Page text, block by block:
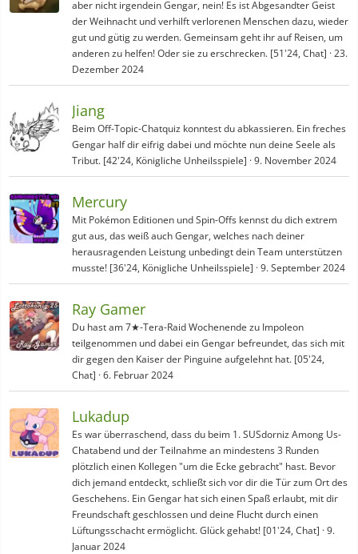
aber nicht irgendein Gengar, nein! Es ist Abgesandter Geist
der Weihnacht und verhilft verlorenen Menschen dazu, wieder
gut und gütig zu werden. Gemeinsam geht ihr auf Reisen, um
anderen zu helfen! Oder sie zu erschrecken. [51'24, Chat] 23.
Dezember 2024
Jiang
Beim Off-Topic-Chatquiz konntest du abkassieren. Ein freches
Gengar half dir eifrig dabei und möchte nun deine Seele als
Tribut. [42'24, Königliche Unheilsspiele] 9. November 2024
Mercury
Mit Pokémon Editionen und Spin-Offs kennst du dich extrem
gut aus, das weiß auch Gengar, welches nach deiner
herausragenden Leistung unbedingt dein Team unterstützen
musste! [36'24, Königliche Unheilsspiele] 9. September 2024
Ray Gamer
Du hast am 7★-Tera-Raid Wochenende zu Impoleon
teilgenommen und dabei ein Gengar befreundet, das sich mit
dir gegen den Kaiser der Pinguine aufgelehnt hat. [05'24,
Chat] 6. Februar 2024
Lukadup
Es war überraschend, dass du beim 1. SUSdorniz Among Us-
Chatabend und der Teilnahme an mindestens 3 Runden
plötzlich einen Kollegen "um die Ecke gebracht" hast. Bevor
dich jemand entdeckt, schließt sich vor dir die Tür zum Ort des
Geschehens. Ein Gengar hat sich einen Spaß erlaubt, mit dir
Freundschaft geschlossen und deine Flucht durch einen
Lüftungsschacht ermöglicht. Glück gehabt! [01'24, Chat] 9.
Januar 2024